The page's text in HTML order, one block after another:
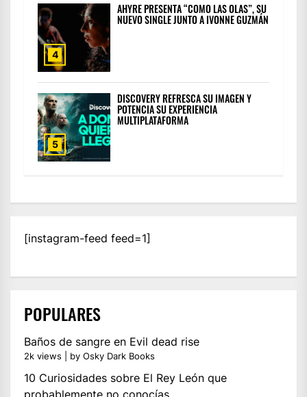
4
AHYRE PRESENTA “COMO LAS OLAS”, SU
NUEVO SINGLE JUNTO A IVONNE GUZMÁN
5
DISCOVERY REFRESCA SU IMAGEN Y
POTENCIA SU EXPERIENCIA
MULTIPLATAFORMA
[instagram-feed feed=1]
POPULARES
Baños de sangre en Evil dead rise
2k views by Osky Dark Books
10 Curiosidades sobre El Rey León que